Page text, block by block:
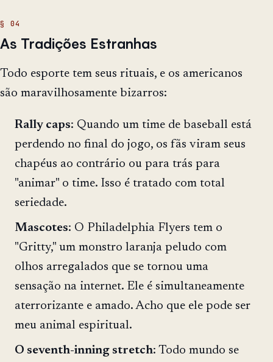
As Tradições Estranhas
Todo esporte tem seus rituais, e os americanos
são maravilhosamente bizarros:
Rally caps: Quando um time de baseball está
perdendo no final do jogo, os fãs viram seus
chapéus ao contrário ou para trás para
"animar" o time. Isso é tratado com total
seriedade.
Mascotes: O Philadelphia Flyers tem o
"Gritty," um monstro laranja peludo com
olhos arregalados que se tornou uma
sensação na internet. Ele é simultaneamente
aterrorizante e amado. Acho que ele pode ser
meu animal espiritual.
O seventh-inning stretch: Todo mundo se